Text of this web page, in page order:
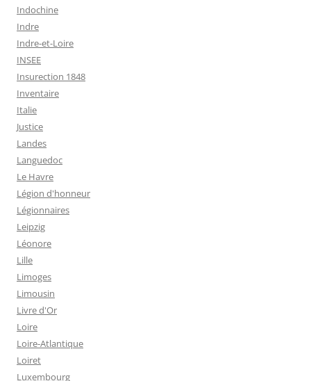
Indochine
Indre
Indre-et-Loire
INSEE
Insurection 1848
Inventaire
Italie
Justice
Landes
Languedoc
Le Havre
Légion d'honneur
Légionnaires
Leipzig
Léonore
Lille
Limoges
Limousin
Livre d'Or
Loire
Loire-Atlantique
Loiret
Luxembourg